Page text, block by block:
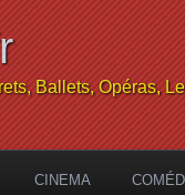
Ballets, Opéras,
CINEMA